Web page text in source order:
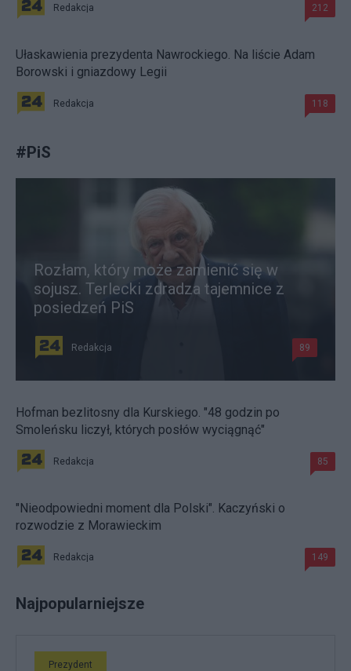
Redakcja 212
Ułaskawienia prezydenta Nawrockiego. Na liście Adam
Borowski i gniazdowy Legii
Redakcja 118
#PiS
Rozłam, który może zamienić się w
sojusz. Terlecki zdradza tajemnice z
posiedzeń PiS
Redakcja 89
Hofman bezlitosny dla Kurskiego. "48 godzin po
Smoleńsku liczył, których posłów wyciągnąć"
Redakcja 85
"Nieodpowiedni moment dla Polski". Kaczyński o
rozwodzie z Morawieckim
Redakcja 149
Najpopularniejsze
Prezydent